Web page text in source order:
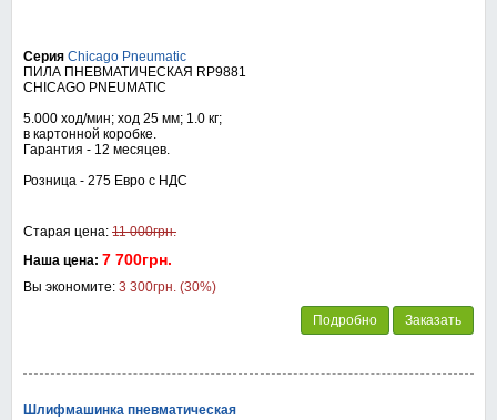
Серия Chicago Pneumatic
ПИЛА ПНЕВМАТИЧЕСКАЯ RP9881
CHICAGO PNEUMATIC
5.000 ход/мин; ход 25 мм; 1.0 кг;
в картонной коробке.
Гарантия - 12 месяцев.
Розница - 275 Евро с НДС
Старая цена: 11 000грн.
Наша цена: 7 700грн.
Вы экономите: 3 300грн. (30%)
Подробно Заказать
Шлифмашинка пневматическая